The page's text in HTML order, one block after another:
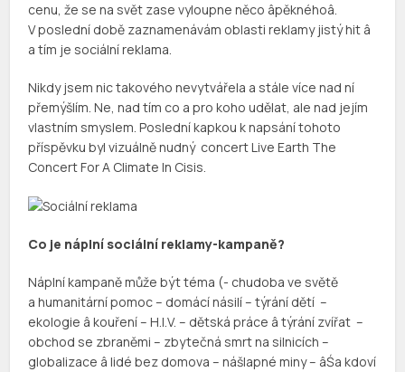
cenu, že se na svět zase vyloupne něco âpěknéhoâ.
V poslední době zaznamenávám oblasti reklamy jistý hit â
a tím je sociální reklama.
Nikdy jsem nic takového nevytvářela a stále více nad ní
přemýšlím. Ne, nad tím co a pro koho udělat, ale nad jejím
vlastním smyslem. Poslední kapkou k napsání tohoto
příspěvku byl vizuálně nudný concertLive Earth The
ConcertFor A Climate In Cisis.
Co je náplní sociální reklamy-kampaně?
Náplní kampaně může být téma (- chudoba ve světě
a humanitární pomoc – domácí násilí – týrání dětí –
ekologie â kouření – H.I.V. – dětská práce â týrání zvířat –
obchod se zbraněmi – zbytečná smrt na silnicích –
globalizace â lidé bez domova – nášlapné miny – âŚa kdoví